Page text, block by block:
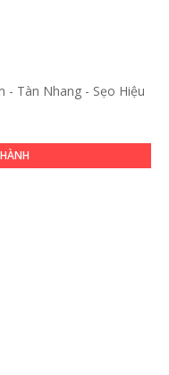
- Tàn Nhang - Sẹo Hiệu